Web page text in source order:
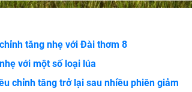
tăng nhẹ với Đài thơm 8
với một số loại lúa
chỉnh tăng trở lại sau nhiều phiên giảm